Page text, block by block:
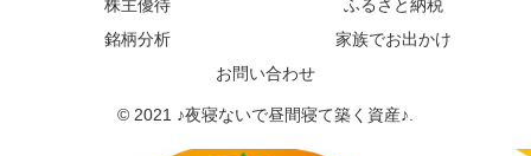
株主優待
ふるさと納税
銘柄分析
家族でお出かけ
お問い合わせ
© 2021 ♪夜寝ないで昼間寝て築く資産♪.